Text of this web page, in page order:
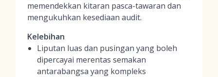
memendekkan kitaran pasca-tawaran dan
mengukuhkan kesediaan audit.
Kelebihan
Liputan luas dan pusingan yang boleh
dipercayai merentas semakan
antarabangsa yang kompleks